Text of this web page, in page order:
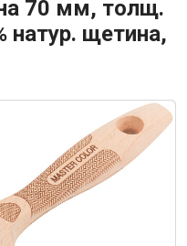
70 мм, толщ.
натур. щетина,